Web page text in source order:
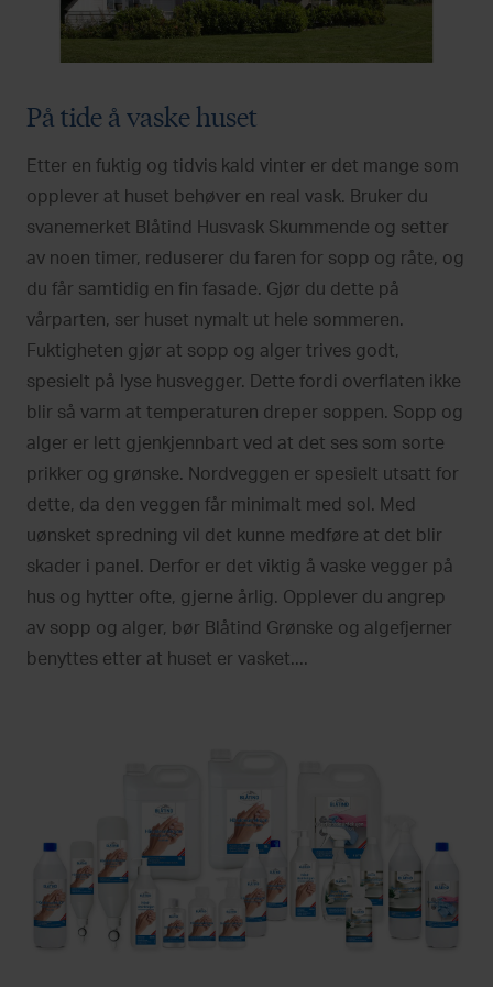
På tide å vaske huset
Etter en fuktig og tidvis kald vinter er det mange som
opplever at huset behøver en real vask. Bruker du
svanemerket Blåtind Husvask Skummende og setter
av noen timer, reduserer du faren for sopp og råte, og
du får samtidig en fin fasade. Gjør du dette på
vårparten, ser huset nymalt ut hele sommeren.
Fuktigheten gjør at sopp og alger trives godt,
spesielt på lyse husvegger. Dette fordi overflaten ikke
blir så varm at temperaturen dreper soppen. Sopp og
alger er lett gjenkjennbart ved at det ses som sorte
prikker og grønske. Nordveggen er spesielt utsatt for
dette, da den veggen får minimalt med sol. Med
uønsket spredning vil det kunne medføre at det blir
skader i panel. Derfor er det viktig å vaske vegger på
hus og hytter ofte, gjerne årlig. Opplever du angrep
av sopp og alger, bør Blåtind Grønske og algefjerner
benyttes etter at huset er vasket....